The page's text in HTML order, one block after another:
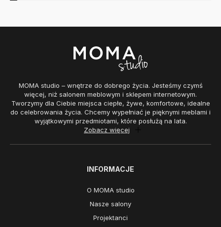
MOMA studio – wnętrze do dobrego życia. Jesteśmy czymś
więcej, niż salonem meblowym i sklepem internetowym.
Tworzymy dla Ciebie miejsca ciepłe, żywe, komfortowe, idealne
do celebrowania życia. Chcemy wypełniać je pięknymi meblami i
wyjątkowymi przedmiotami, które posłużą na lata.
Zobacz więcej
INFORMACJE
O MOMA studio
Nasze salony
Projektanci